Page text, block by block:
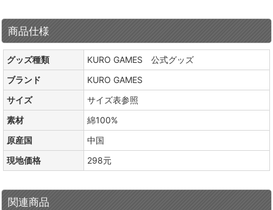
商品仕様
グッズ種類
KURO GAMES 公式グッズ
ブランド
KURO GAMES
サイズ
サイズ表参照
素材
綿100%
原産国
中国
現地価格
298元
関連商品